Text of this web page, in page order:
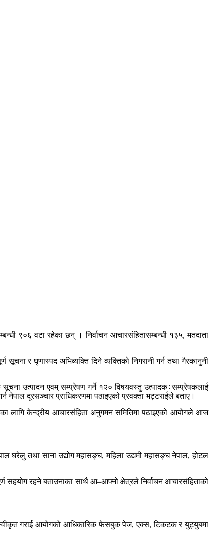
९०६ वटा रहेका छन् । निर्वाचन आचारसंहितासम्बन्धी १३५, मतदाता
र घृणास्पद अभिव्यक्ति दिने व्यक्तिको निगरानी गर्न तथा गैरकानुनी
उत्पादन एवम् सम्प्रेषण गर्ने १२० विषयवस्तु उत्पादक÷सम्प्रेषकलाई
नेपाल दूरसञ्चार प्राधिकरणमा पठाइएको प्रवक्ता भट्टराईले बताए।
लागि केन्द्रीय आचारसंहिता अनुगमन समितिमा पठाइएको आयोगले आज
घरेलु तथा साना उद्योग महासङ्घ, महिला उद्यमी महासङ्घ नेपाल, होटल
सहयोग रहने बताउनाका साथै आ–आफ्नो क्षेत्रले निर्वाचन आचारसंहिताको
स्वीकृत गराई आयोगको आधिकारिक फेसबुक पेज, एक्स, टिकटक र युट्युबमा